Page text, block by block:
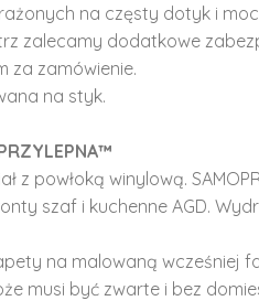
na częsty dotyk i
zalecamy dodatkowe
za zamówienie.
na styk.
z powłoką winylową.
szaf i kuchenne AGD.
na malowaną wcześniej
musi być zwarte i bez